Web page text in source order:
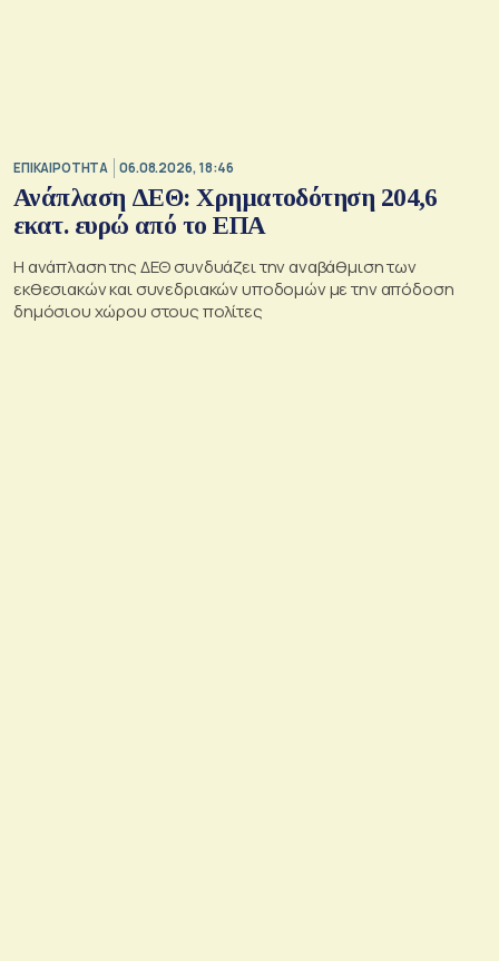
ΕΠΙΚΑΙΡΟΤΗΤΑ 06.08.2026, 18:46
Ανάπλαση ΔΕΘ: Χρηματοδότηση 204,6
εκατ. ευρώ από το ΕΠΑ
Η ανάπλαση της ΔΕΘ συνδυάζει την αναβάθμιση των
εκθεσιακών και συνεδριακών υποδομών με την απόδοση
δημόσιου χώρου στους πολίτες